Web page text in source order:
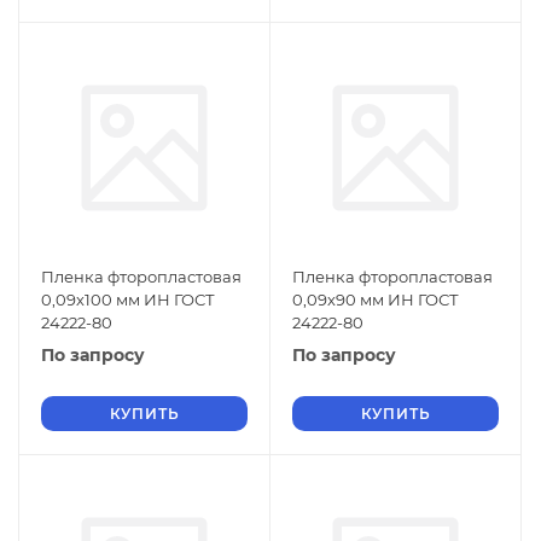
Пленка фторопластовая
0,09х100 мм ИН ГОСТ
24222-80
По запросу
КУПИТЬ
Пленка фторопластовая
0,09х90 мм ИН ГОСТ
24222-80
По запросу
КУПИТЬ